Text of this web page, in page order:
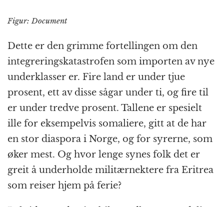
Figur: Document
Dette er den grimme fortellingen om den
integrerings­katastrofen som importen av nye
under­klasser er. Fire land er under tjue
prosent, ett av disse sågar under ti, og fire til
er under tredve prosent. Tallene er spesielt
ille for eksempelvis somaliere, gitt at de har
en stor diaspora i Norge, og for syrerne, som
øker mest. Og hvor lenge synes folk det er
greit å underholde militærnektere fra Eritrea
som reiser hjem på ferie?